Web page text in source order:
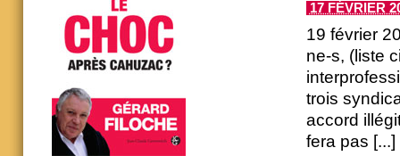
17 FÉVRIER
19 février
ne-s, (liste
trois
accord
fera pas [...]